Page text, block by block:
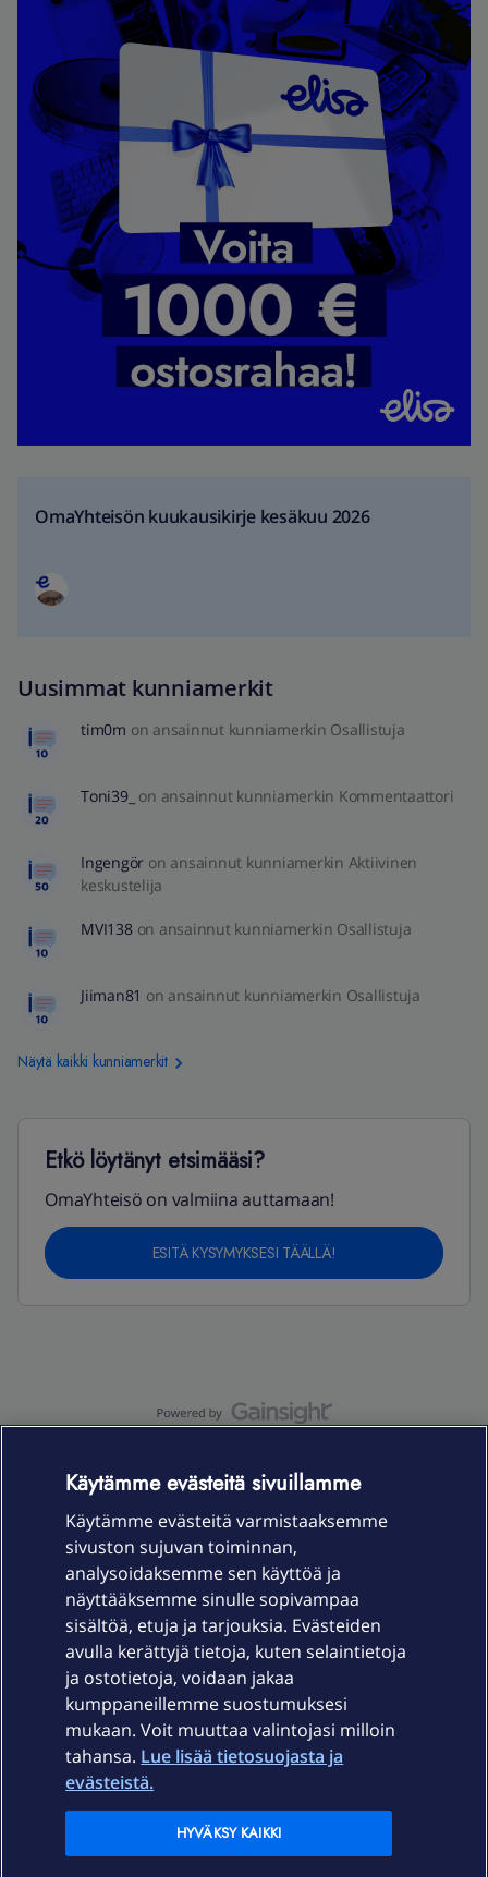
OmaYhteisön kuukausikirje kesäkuu 2026
Uusimmat kunniamerkit
tim0m on ansainnut kunniamerkin Osallistuja
Toni39_ on ansainnut kunniamerkin Kommentaattori
Ingengör on ansainnut kunniamerkin Aktiivinen
keskustelija
MVI138 on ansainnut kunniamerkin Osallistuja
Jiiman81 on ansainnut kunniamerkin Osallistuja
Näytä kaikki kunniamerkit
Etkö löytänyt etsimääsi?
OmaYhteisö on valmiina auttamaan!
ESITÄ KYSYMYKSESI TÄÄLLÄ!
Laitteet & liittymät
Palvelut
Ajankohtaista
Elisa Oyj
Käytämme evästeitä sivuillamme
Käytämme evästeitä varmistaaksemme
sivuston sujuvan toiminnan,
analysoidaksemme sen käyttöä ja
näyttääksemme sinulle sopivampaa
sisältöä, etuja ja tarjouksia. Evästeiden
avulla kerättyjä tietoja, kuten selaintietoja
ja ostotietoja, voidaan jakaa
kumppaneillemme suostumuksesi
mukaan. Voit muuttaa valintojasi milloin
tahansa. Lue lisää tietosuojasta ja
evästeistä.
HYVÄKSY KAIKKI